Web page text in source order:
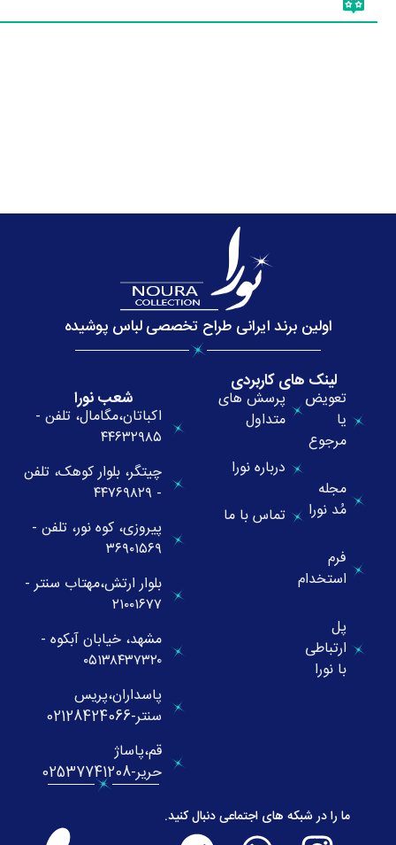
اولین برند ایرانی طراح تخصصی لباس پوشیده
لینک های کاربردی
تعویض
یا
مرجوع
مجله
مُد نورا
فرم
استخدام
پل
ارتباطی
با نورا
پرسش های
متداول
درباره نورا
تماس با ما
شعب نورا
اکباتان،مگامال، تلفن -
۴۴۶۳۲۹۸۵
چیتگر، بلوار کوهک، تلفن
- ۴۴۷۶۹۸۲۹
پیروزی، کوه نور، تلفن -
۳۶۹۰۱۵۶۹
بلوار ارتش،مهتاب سنتر -
۲۱۰۰۱۶۷۷
مشهد، خیابان آبکوه -
۰۵۱۳۸۴۳۷۳۲۰
پاسداران،پریس
سنتر-02128424066
قم،پاساژ
حریر-02537741208
ما را در شبکه های اجتماعی دنبال کنید.